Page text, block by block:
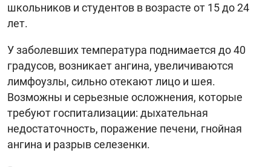
школьников и студентов в возрасте от 15 до 24
лет.
У заболевших температура поднимается до 40
градусов, возникает ангина, увеличиваются
лимфоузлы, сильно отекают лицо и шея.
Возможны и серьезные осложнения, которые
требуют госпитализации: дыхательная
недостаточность, поражение печени, гнойная
ангина и разрыв селезенки.